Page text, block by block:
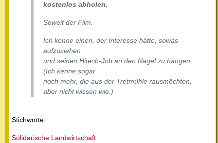
kostenlos abholen.
Soweit der Film.
Ich kenne einen, der Interesse hätte, sowas
aufzuziehen
und seinen Hitech-Job an den Nagel zu hängen.
(Ich kenne sogar
noch mehr, die aus der Tretmühle rausmöchten,
aber nicht wissen wie.)
Stichworte:
Solidarische Landwirtschaft